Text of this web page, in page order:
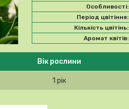
Особливості:
Період цвітіння:
Кількість цвітінь:
Аромат квітів:
Вік рослини
1 рік